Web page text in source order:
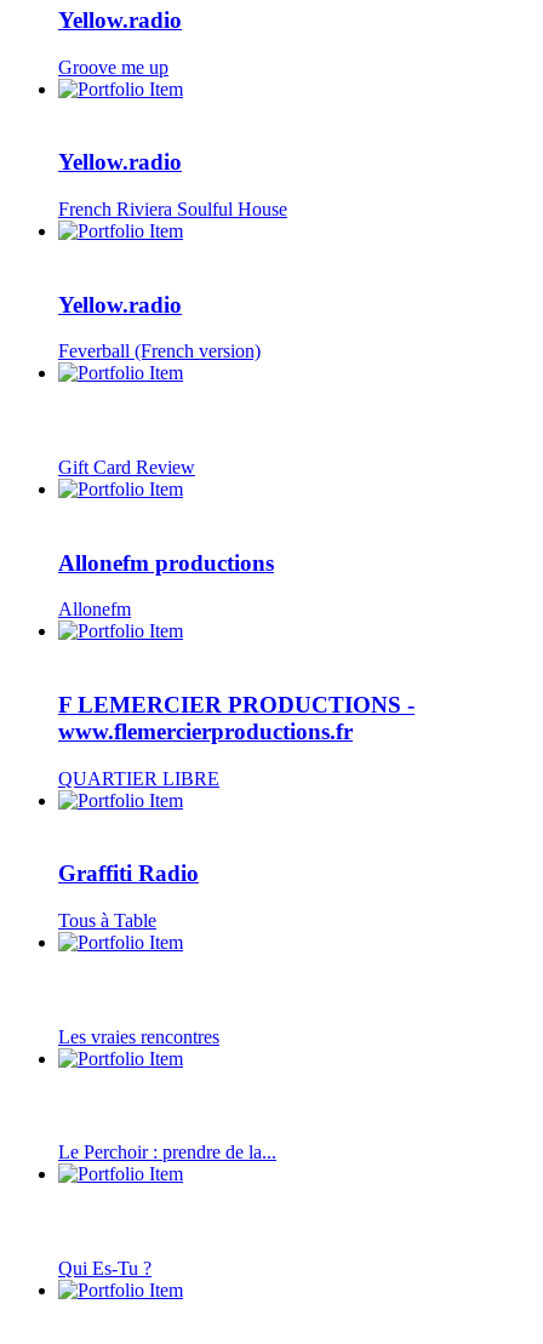
Yellow.radio
Groove me up
Yellow.radio
French Riviera Soulful House
Yellow.radio
Feverball (French version)
Gift Card Review
Allonefm productions
Allonefm
F LEMERCIER PRODUCTIONS -
www.flemercierproductions.fr
QUARTIER LIBRE
Graffiti Radio
Tous à Table
Les vraies rencontres
Le Perchoir : prendre de la...
Qui Es-Tu ?